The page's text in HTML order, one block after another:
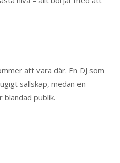
att vara där. En DJ som
sällskap, medan en
publik.